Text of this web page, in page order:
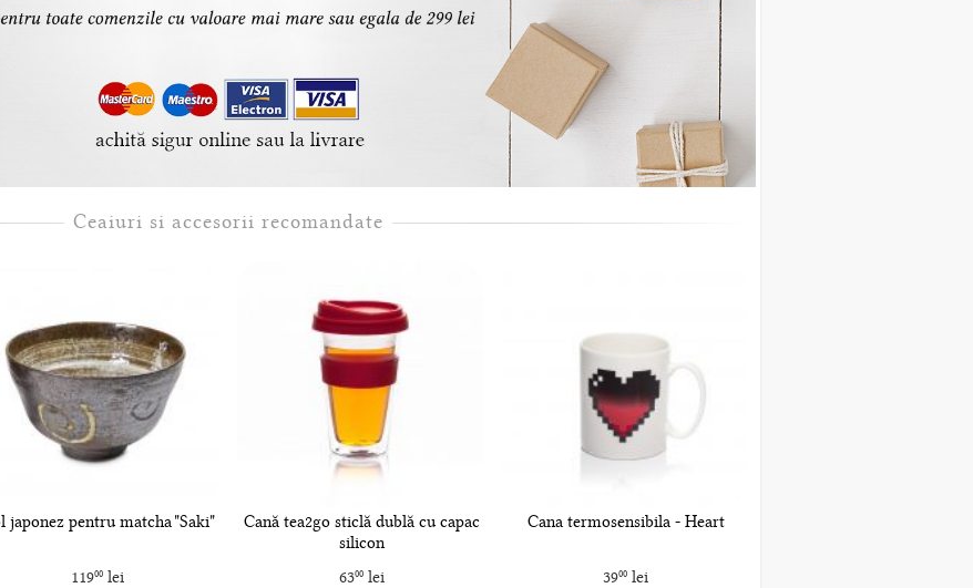
Ceaiuri si accesorii recomandate
japonez pentru matcha "Saki"
11900 lei
Cană tea2go sticlă dublă cu capac
silicon
6300lei
Cana termosensibila - Heart
3900lei